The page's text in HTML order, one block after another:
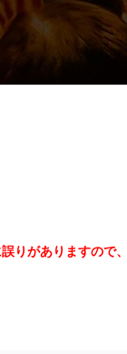
りがありますので、